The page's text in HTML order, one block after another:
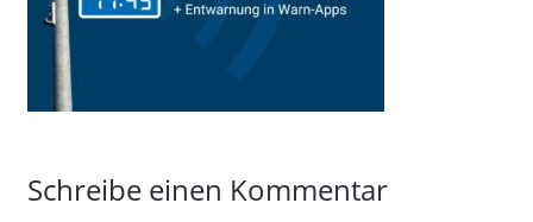
Schreibe einen Kommentar